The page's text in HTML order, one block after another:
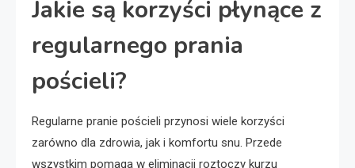
Jakie są korzyści płynące z
regularnego prania
pościeli?
Regularne pranie pościeli przynosi wiele korzyści
zarówno dla zdrowia, jak i komfortu snu. Przede
wszystkim pomaga w eliminacji roztoczy kurzu